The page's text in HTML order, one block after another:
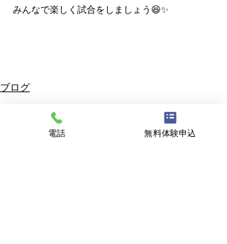
みんなで楽しく試合をしましょう😆✨
ブログ
最新記事電話 無料体験申込